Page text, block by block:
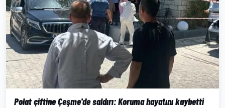
Polat çiftine Çeşme'de saldırı: Koruma hayatını kaybetti